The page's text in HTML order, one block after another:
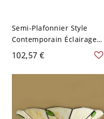
Semi-Plafonnier Style
Contemporain Éclairage
sur Rail Abat-Jour Cône en
Fer pour Salon - 3 Jaune
110 V-120 V
102,57 €